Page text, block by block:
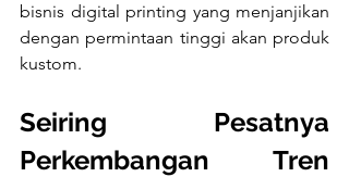
bisnis digital printing yang menjanjikan
dengan permintaan tinggi akan produk
kustom.
Seiring Pesatnya
Perkembangan Tren